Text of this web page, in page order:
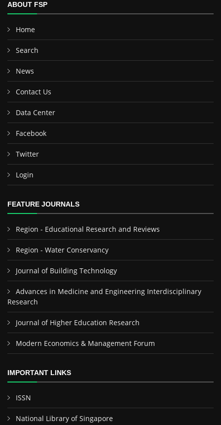
ABOUT FSP
Home
Search
News
Contact Us
Data Center
Facebook
Twitter
Login
FEATURE JOURNALS
Region - Educational Research and Reviews
Region - Water Conservancy
Journal of Building Technology
Advances in Medicine and Engineering Interdisciplinary
Research
Journal of Higher Education Research
Modern Economics & Management Forum
IMPORTANT LINKS
ISSN
National Library of Singapore